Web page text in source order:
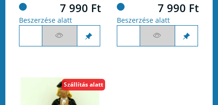
7 990 Ft
Beszerzése alatt
7 990 Ft
Beszerzése alatt
Szállítás alatt